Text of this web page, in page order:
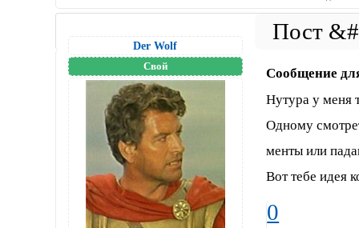
Der Wolf
Свой
Сообщение
Нутура у меня
Одному
менты или
Вот тебе идея
0